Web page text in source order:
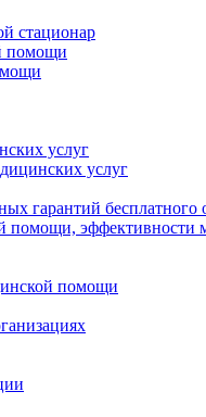
стационар
помощи
услуг
услуг
гарантий
эффективности
помощи